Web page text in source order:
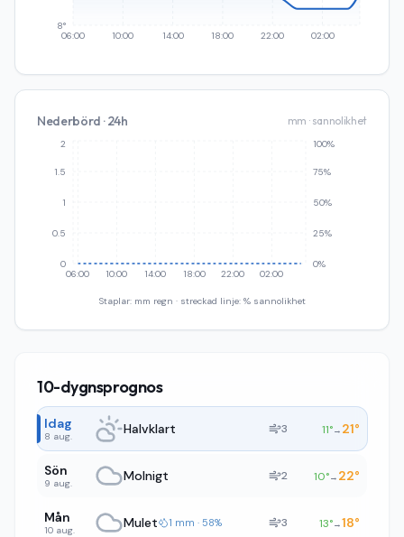
06:00 10:00 14:00 18:00 22:00 02:00
8°
Nederbörd · 24h mm · sannolikhet
06:00 10:00 14:00 18:00 22:00 02:00
0
0.5
1
1.5
2
0%
25%
50%
75%
100%
Staplar: mm regn · streckad linje: % sannolikhet
10-dygnsprognos
Idag
8 aug. Halvklart 3 11°→ 21°
Sön
9 aug. Molnigt 2 10°→ 22°
Mån
10 aug. Mulet 1 mm · 58% 3 13°→18°